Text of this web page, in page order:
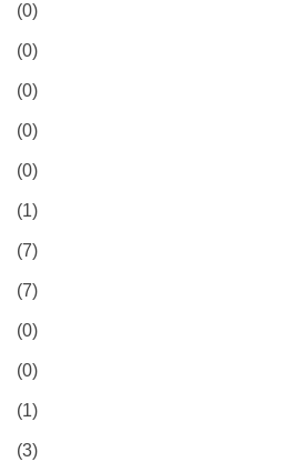
(0)
(0)
(0)
(0)
(0)
(1)
(7)
(7)
(0)
(0)
(1)
(3)